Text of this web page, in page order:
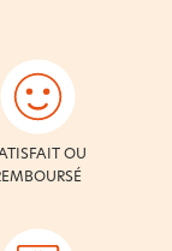
OU